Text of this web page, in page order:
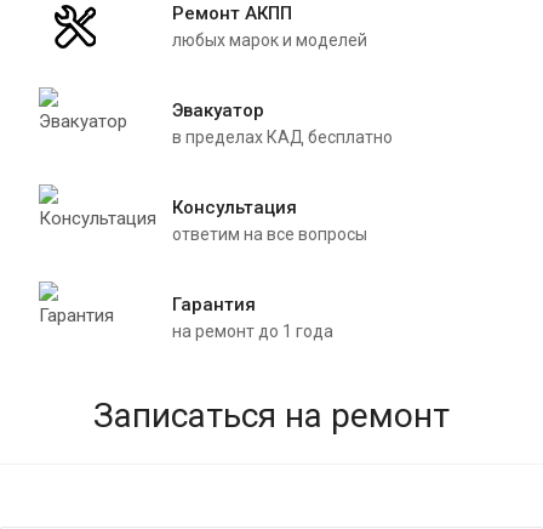
Адаптация АКПП Форд фокус 2
Адаптация АКПП Toyota Адаптация АКПП пассат б5
Адаптация АКПП Мазда 5
Адаптация АКПП Мазда 6 gj
Адаптация АКПП Мазда 6
Адаптация АКПП Опель инсигния
Адаптация АКПП Митсубиси
Ремонт АКПП
любых марок и моделей
Эвакуатор
в пределах КАД бесплатно
Консультация
ответим на все вопросы
Гарантия
на ремонт до 1 года
Записаться на ремонт